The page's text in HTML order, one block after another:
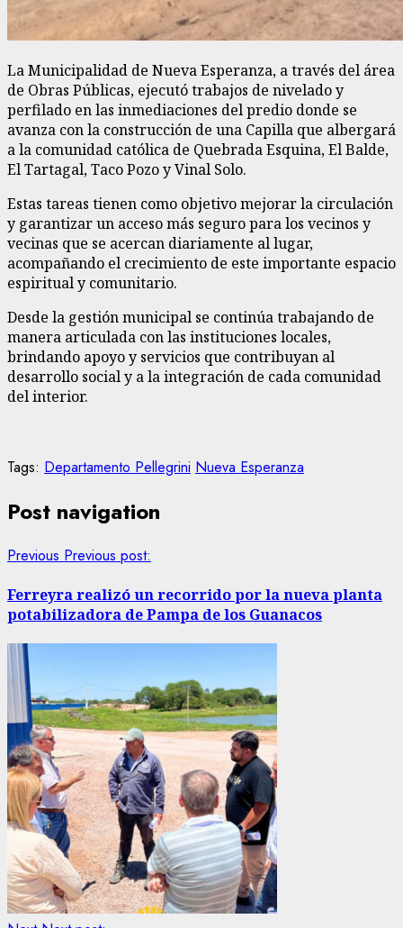
La Municipalidad de Nueva Esperanza, a través del área
de Obras Públicas, ejecutó trabajos de nivelado y
perfilado en las inmediaciones del predio donde se
avanza con la construcción de una Capilla que albergará
a la comunidad católica de Quebrada Esquina, El Balde,
El Tartagal, Taco Pozo y Vinal Solo.
Estas tareas tienen como objetivo mejorar la circulación
y garantizar un acceso más seguro para los vecinos y
vecinas que se acercan diariamente al lugar,
acompañando el crecimiento de este importante espacio
espiritual y comunitario.
Desde la gestión municipal se continúa trabajando de
manera articulada con las instituciones locales,
brindando apoyo y servicios que contribuyan al
desarrollo social y a la integración de cada comunidad
del interior.
Tags: Departamento Pellegrini Nueva Esperanza
Post navigation
Previous Previous post:
Ferreyra realizó un recorrido por la nueva planta
potabilizadora de Pampa de los Guanacos